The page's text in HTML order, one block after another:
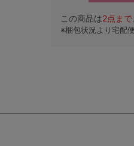
この商品は2点まで
※梱包状況より宅配